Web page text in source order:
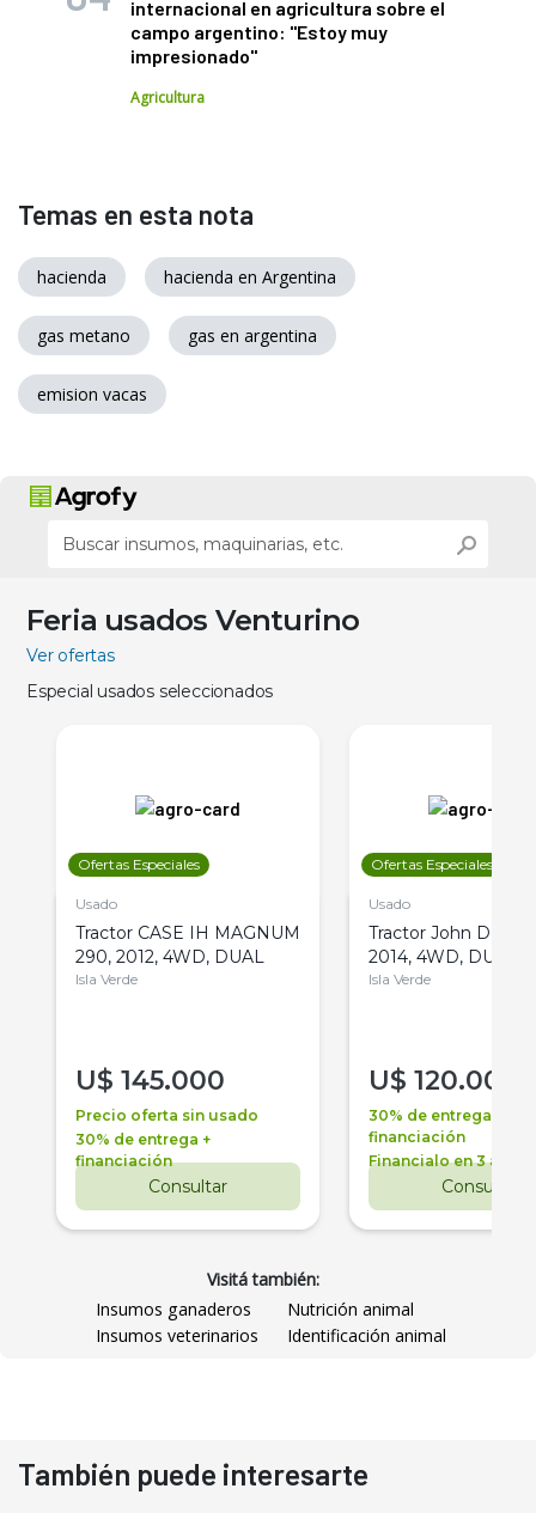
internacional en agricultura sobre el
campo argentino: "Estoy muy
impresionado"
Agricultura
Temas en esta nota
hacienda hacienda en Argentina
gas metano gas en argentina
emision vacas
Feria usados Venturino
Ver ofertas
Especial usados seleccionados
Ofertas Especiales
Usado
Tractor CASE IH MAGNUM
290, 2012, 4WD, DUAL
Isla Verde
U$ 145.000
Precio oferta sin usado
30% de entrega +
financiación
Consultar
Ofertas Especiales
Usado
Tractor John Deere
2014, 4WD, DUAL
Isla Verde
U$ 120.000
30% de entrega +
financiación
Financialo en 3 años
Consultar
Visitá también:
Insumos ganaderos
Nutrición animal
Insumos veterinarios
Identificación animal
También puede interesarte